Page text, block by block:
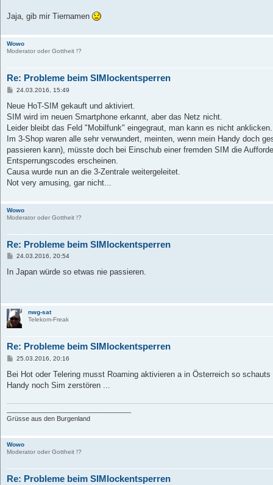
Jaja, gib mir Tiernamen
Wowo
Moderator oder Gottheit !?
Re: Probleme beim SIMlockentsperren
B
i
r
a
24.03.2016, 15:49
Neue HoT-SIM gekauft und aktiviert.
SIM wird im neuen Smartphone erkannt, aber das Netz nicht.
Leider bleibt das Feld "Mobilfunk" eingegraut, man kann es nicht anklicken.
Im 3-Shop waren alle sehr verwundert, meinten, wenn mein Handy doch
passieren kann), müsste doch bei Einschub einer fremden SIM die
Entsperrungscodes erscheinen.
Causa wurde nun an die 3-Zentrale weitergeleitet.
Not very amusing, gar nicht...
Wowo
Moderator oder Gottheit !?
Re: Probleme beim SIMlockentsperren
B24.03.2016, 20:54
In Japan würde so etwas nie passieren.
nwg-sat
Telekom-Freak
Re: Probleme beim SIMlockentsperren
B
i
r
25.03.2016, 20:16
Bei Hot oder Telering musst Roaming aktivieren a in Österreich so
Handy noch Sim zerstören ...
Grüsse aus den Burgenland
Wowo
Moderator oder Gottheit !?
Re: Probleme beim SIMlockentsperren